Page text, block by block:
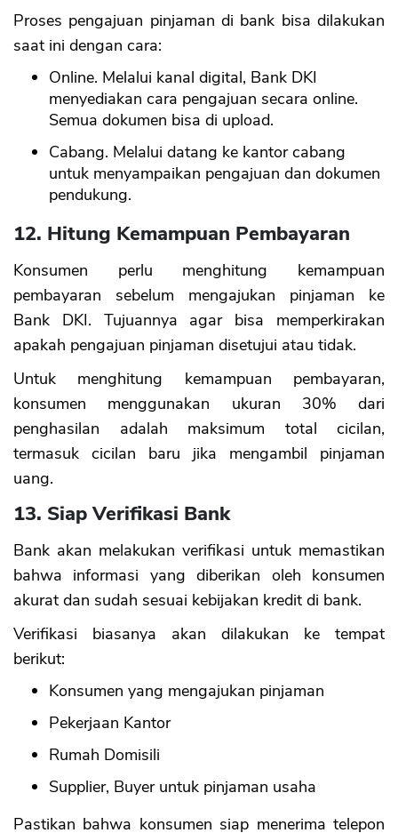
Proses pengajuan pinjaman di bank bisa dilakukan
saat ini dengan cara:
Online. Melalui kanal digital, Bank DKI
menyediakan cara pengajuan secara online.
Semua dokumen bisa di upload.
Cabang. Melalui datang ke kantor cabang
untuk menyampaikan pengajuan dan dokumen
pendukung.
12. Hitung Kemampuan Pembayaran
Konsumen perlu menghitung kemampuan
pembayaran sebelum mengajukan pinjaman ke
Bank DKI. Tujuannya agar bisa memperkirakan
apakah pengajuan pinjaman disetujui atau tidak.
Untuk menghitung kemampuan pembayaran,
konsumen menggunakan ukuran 30% dari
penghasilan adalah maksimum total cicilan,
termasuk cicilan baru jika mengambil pinjaman
uang.
13. Siap Verifikasi Bank
Bank akan melakukan verifikasi untuk memastikan
bahwa informasi yang diberikan oleh konsumen
akurat dan sudah sesuai kebijakan kredit di bank.
Verifikasi biasanya akan dilakukan ke tempat
berikut:
Konsumen yang mengajukan pinjaman
Pekerjaan Kantor
Rumah Domisili
Supplier, Buyer untuk pinjaman usaha
Pastikan bahwa konsumen siap menerima telepon